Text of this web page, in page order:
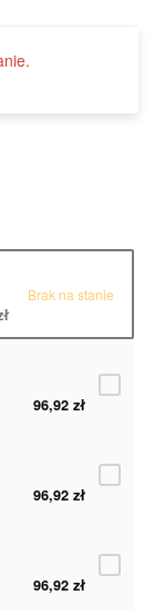
Brak na stanie
96,92 zł
96,92 zł
96,92 zł